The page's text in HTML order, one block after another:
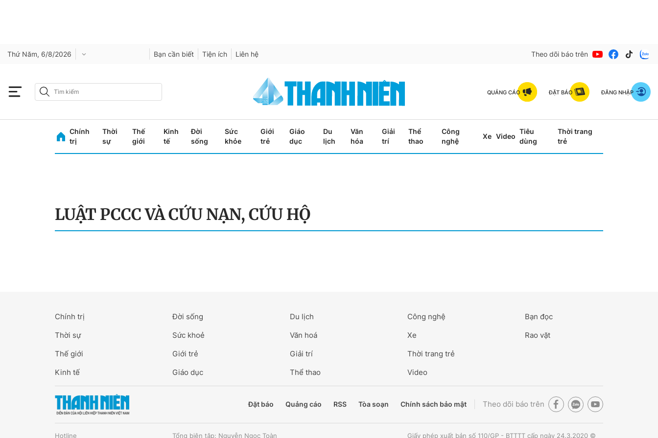
Thứ Năm, 6/8/2026 Bạn cần biết Tiện ích Liên hệ Theo dõi báo trên
QUẢNG CÁO ĐẶT BÁO ĐĂNG NHẬP
Chính
trị
Thời
sự
Thế
giới
Kinh
tế
Đời
sống
Sức
khỏe
Giới
trẻ
Giáo
dục
Du
lịch
Văn
hóa
Giải
trí
Thể
thao
Công
nghệ
Xe Video
Tiêu
dùng
Thời trang
trẻ
LUẬT PCCC VÀ CỨU NẠN, CỨU HỘ
Chính trị
Thời sự
Thế giới
Kinh tế
Đời sống
Sức khoẻ
Giới trẻ
Giáo dục
Du lịch
Văn hoá
Giải trí
Thể thao
Công nghệ
Xe
Thời trang trẻ
Video
Bạn đọc
Rao vặt
Đặt báo Quảng cáo RSS Tòa soạn Chính sách bảo mật Theo dõi báo trên
Hotline Tổng biên tập: Nguyễn Ngọc Toàn Giấy phép xuất bản số 110/GP - BTTTT cấp ngày 24.3.2020 ©